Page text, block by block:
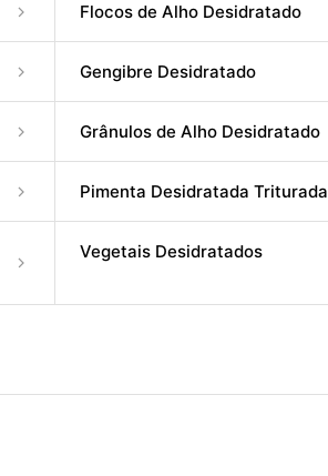
Flocos de Alho Desidratado
Gengibre Desidratado
Grânulos de Alho Desidratado
Pimenta Desidratada Triturada
Vegetais Desidratados